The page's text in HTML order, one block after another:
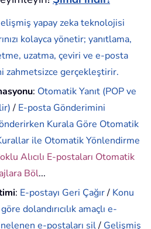
yapay zeka teknolojisi
kolayca yönetir; yanıtlama,
uzatma, çeviri ve e-posta
zahmetsizce gerçekleştirir.
: Otomatik Yanıt (POP ve
/ E-posta Gönderimini
Kurala Göre Otomatik
ile Otomatik Yönlendirme
Alıcılı E-postaları Otomatik
Böl...
: E-postayı Geri Çağır/ Konu
dolandırıcılık amaçlı e-
e-postaları sil/ Gelişmiş